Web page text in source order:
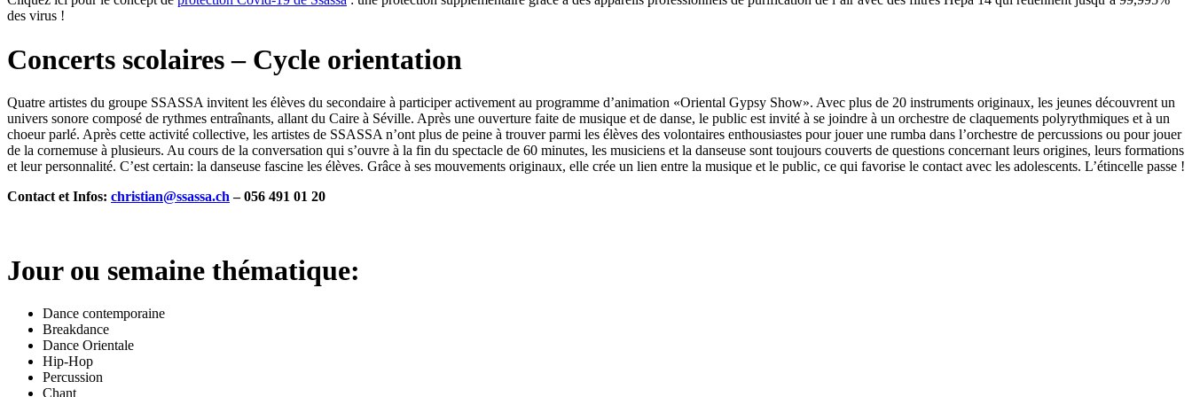
des virus !
Concerts scolaires – Cycle orientation
Quatre artistes du groupe SSASSA invitent les élèves du secondaire à participer activement au programme d’animation «Oriental Gypsy Show». Avec plus de 20 instruments originaux, les jeunes découvrent un
univers sonore composé de rythmes entraînants, allant du Caire à Séville. Après une ouverture faite de musique et de danse, le public est invité à se joindre à un orchestre de claquements polyrythmiques et à un
choeur parlé. Après cette activité collective, les artistes de SSASSA n’ont plus de peine à trouver parmi les élèves des volontaires enthousiastes pour jouer une rumba dans l’orchestre de percussions ou pour jouer
de la cornemuse à plusieurs. Au cours de la conversation qui s’ouvre à la fin du spectacle de 60 minutes, les musiciens et la danseuse sont toujours couverts de questions concernant leurs origines, leurs formations
et leur personnalité. C’est certain: la danseuse fascine les élèves. Grâce à ses mouvements originaux, elle crée un lien entre la musique et le public, ce qui favorise le contact avec les adolescents. L’étincelle passe !
Contact et Infos: christian@ssassa.ch – 056 491 01 20
Jour ou semaine thématique:
Dance contemporaine
Breakdance
Dance Orientale
Hip-Hop
Percussion
Chant